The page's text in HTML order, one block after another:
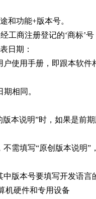
和功能+版本号。
工商注册登记的‘商标
日期：
使用手册，即跟本软
相同。
本说明”时，如果是前
需填写“原创版本说明”
版本号要填写开发语
机硬件和专用设备